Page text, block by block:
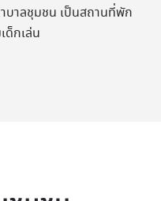
บาลชุมชน เป็นสถานที่พัก
ด็กเล่น